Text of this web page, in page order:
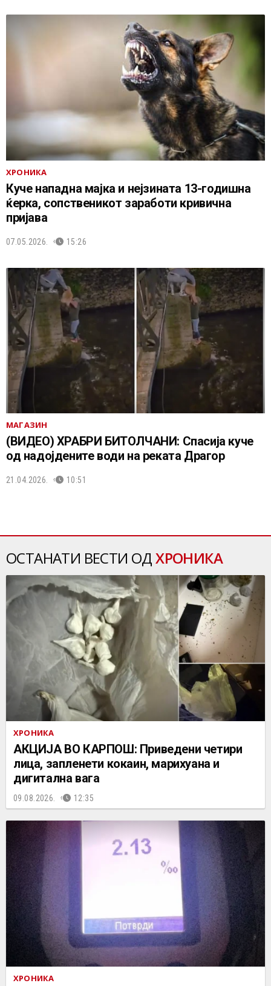
ХРОНИКА
Куче нападна мајка и нејзината 13-годишна
ќерка, сопственикот заработи кривична
пријава
07.05.2026. 15:26
МАГАЗИН
(ВИДЕО) ХРАБРИ БИТОЛЧАНИ: Спасија куче
од надојдените води на реката Драгор
21.04.2026. 10:51
ОСТАНАТИ ВЕСТИ ОДХРОНИКА
ХРОНИКА
АКЦИЈА ВО КАРПОШ: Приведени четири
лица, запленети кокаин, марихуана и
дигитална вага
09.08.2026. 12:35
ХРОНИКА